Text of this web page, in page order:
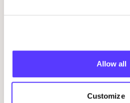
Allow all
Customize